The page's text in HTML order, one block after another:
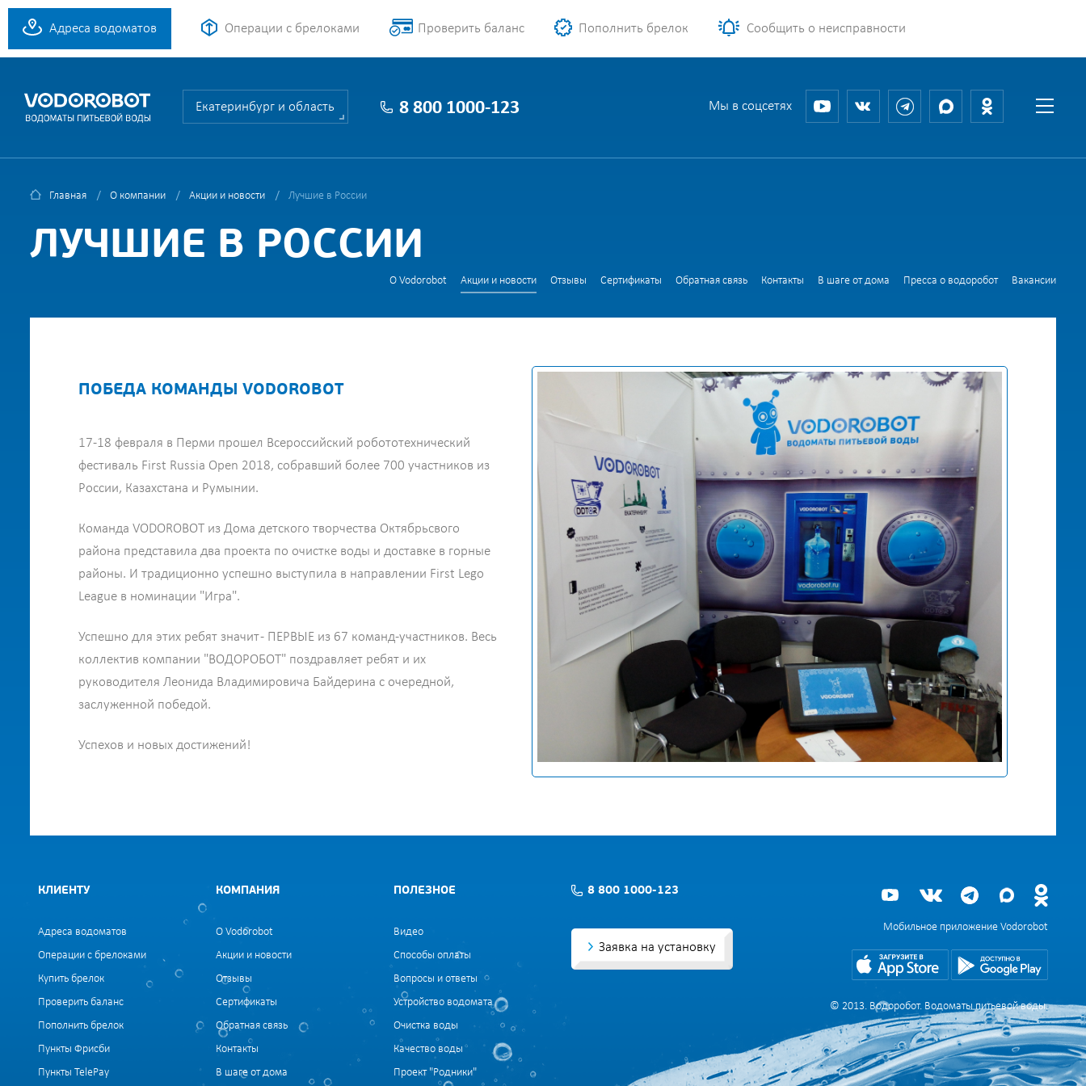
Адреса водоматов Операции с брелоками Проверить баланс Пополнить брелок Сообщить о неисправности
Екатеринбург и область 8 800 1000-123 Мы в соцсетях
Главная О компании Акции и новости Лучшие в России
ЛУЧШИЕ В РОССИИ
О Vodorobot Акции и новости Отзывы Сертификаты Обратная связь Контакты В шаге от дома Пресса о водоробот Вакансии
ПОБЕДА КОМАНДЫ VODOROBOT
17-18 февраля в Перми прошел Всероссийский робототехнический
фестиваль First Russia Open 2018, собравший более 700 участников из
России, Казахстана и Румынии.
Команда VODOROBOT из Дома детского творчества Октябрьсвого
района представила два проекта по очистке воды и доставке в горные
районы. И традиционно успешно выступила в направлении First Lego
League в номинации "Игра".
Успешно для этих ребят значит - ПЕРВЫЕ из 67 команд-участников. Весь
коллектив компании "ВОДОРОБОТ" поздравляет ребят и их
руководителя Леонида Владимировича Байдерина с очередной,
заслуженной победой.
Успехов и новых достижений!
КЛИЕНТУ
Адреса водоматов
Операции с брелоками
Купить брелок
Проверить баланс
Пополнить брелок
Пункты Фрисби
Пункты TelePay
КОМПАНИЯ
О Vodorobot
Акции и новости
Отзывы
Сертификаты
Обратная связь
Контакты
В шаге от дома
ПОЛЕЗНОЕ
Видео
Способы оплаты
Вопросы и ответы
Устройство водомата
Очистка воды
Качество воды
Проект "Родники"
8 800 1000-123
Заявка на установку
Мобильное приложение Vodorobot
© 2013. Водоробот. Водоматы питьевой воды.